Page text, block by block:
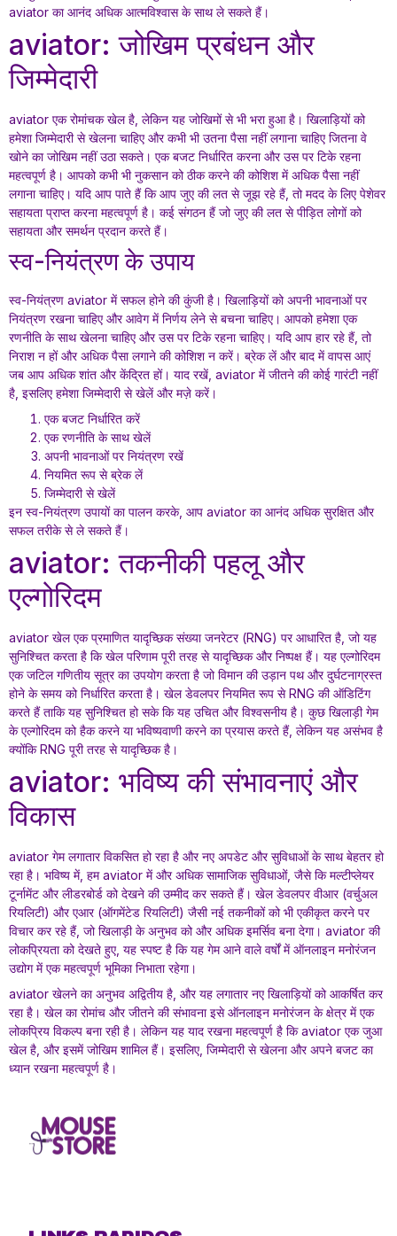
aviator का आनंद अधिक आत्मविश्वास के साथ ले सकते हैं।
aviator: जोखिम प्रबंधन और
जिम्मेदारी
aviator एक रोमांचक खेल है, लेकिन यह जोखिमों से भी भरा हुआ है। खिलाड़ियों को
हमेशा जिम्मेदारी से खेलना चाहिए और कभी भी उतना पैसा नहीं लगाना चाहिए जितना वे
खोने का जोखिम नहीं उठा सकते। एक बजट निर्धारित करना और उस पर टिके रहना
महत्वपूर्ण है। आपको कभी भी नुकसान को ठीक करने की कोशिश में अधिक पैसा नहीं
लगाना चाहिए। यदि आप पाते हैं कि आप जुए की लत से जूझ रहे हैं, तो मदद के लिए पेशेवर
सहायता प्राप्त करना महत्वपूर्ण है। कई संगठन हैं जो जुए की लत से पीड़ित लोगों को
सहायता और समर्थन प्रदान करते हैं।
स्व-नियंत्रण के उपाय
स्व-नियंत्रण aviator में सफल होने की कुंजी है। खिलाड़ियों को अपनी भावनाओं पर
नियंत्रण रखना चाहिए और आवेग में निर्णय लेने से बचना चाहिए। आपको हमेशा एक
रणनीति के साथ खेलना चाहिए और उस पर टिके रहना चाहिए। यदि आप हार रहे हैं, तो
निराश न हों और अधिक पैसा लगाने की कोशिश न करें। ब्रेक लें और बाद में वापस आएं
जब आप अधिक शांत और केंद्रित हों। याद रखें, aviator में जीतने की कोई गारंटी नहीं
है, इसलिए हमेशा जिम्मेदारी से खेलें और मज़े करें।
एक बजट निर्धारित करें
एक रणनीति के साथ खेलें
अपनी भावनाओं पर नियंत्रण रखें
नियमित रूप से ब्रेक लें
जिम्मेदारी से खेलें
इन स्व-नियंत्रण उपायों का पालन करके, आप aviator का आनंद अधिक सुरक्षित और
सफल तरीके से ले सकते हैं।
aviator: तकनीकी पहलू और
एल्गोरिदम
aviator खेल एक प्रमाणित यादृच्छिक संख्या जनरेटर (RNG) पर आधारित है, जो यह
सुनिश्चित करता है कि खेल परिणाम पूरी तरह से यादृच्छिक और निष्पक्ष हैं। यह एल्गोरिदम
एक जटिल गणितीय सूत्र का उपयोग करता है जो विमान की उड़ान पथ और दुर्घटनाग्रस्त
होने के समय को निर्धारित करता है। खेल डेवलपर नियमित रूप से RNG की ऑडिटिंग
करते हैं ताकि यह सुनिश्चित हो सके कि यह उचित और विश्वसनीय है। कुछ खिलाड़ी गेम
के एल्गोरिदम को हैक करने या भविष्यवाणी करने का प्रयास करते हैं, लेकिन यह असंभव है
क्योंकि RNG पूरी तरह से यादृच्छिक है।
aviator: भविष्य की संभावनाएं और
विकास
aviator गेम लगातार विकसित हो रहा है और नए अपडेट और सुविधाओं के साथ बेहतर हो
रहा है। भविष्य में, हम aviator में और अधिक सामाजिक सुविधाओं, जैसे कि मल्टीप्लेयर
टूर्नामेंट और लीडरबोर्ड को देखने की उम्मीद कर सकते हैं। खेल डेवलपर वीआर (वर्चुअल
रियलिटी) और एआर (ऑगमेंटेड रियलिटी) जैसी नई तकनीकों को भी एकीकृत करने पर
विचार कर रहे हैं, जो खिलाड़ी के अनुभव को और अधिक इमर्सिव बना देगा। aviator की
लोकप्रियता को देखते हुए, यह स्पष्ट है कि यह गेम आने वाले वर्षों में ऑनलाइन मनोरंजन
उद्योग में एक महत्वपूर्ण भूमिका निभाता रहेगा।
aviator खेलने का अनुभव अद्वितीय है, और यह लगातार नए खिलाड़ियों को आकर्षित कर
रहा है। खेल का रोमांच और जीतने की संभावना इसे ऑनलाइन मनोरंजन के क्षेत्र में एक
लोकप्रिय विकल्प बना रही है। लेकिन यह याद रखना महत्वपूर्ण है कि aviator एक जुआ
खेल है, और इसमें जोखिम शामिल हैं। इसलिए, जिम्मेदारी से खेलना और अपने बजट का
ध्यान रखना महत्वपूर्ण है।